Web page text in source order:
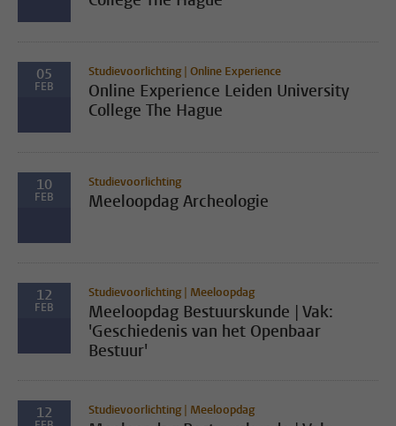
05
FEB
Studievoorlichting | Online Experience
Online Experience Leiden University
College The Hague
10
FEB
Studievoorlichting
Meeloopdag Archeologie
12
FEB
Studievoorlichting | Meeloopdag
Meeloopdag Bestuurskunde | Vak:
'Geschiedenis van het Openbaar
Bestuur'
12 Studievoorlichting | Meeloopdag